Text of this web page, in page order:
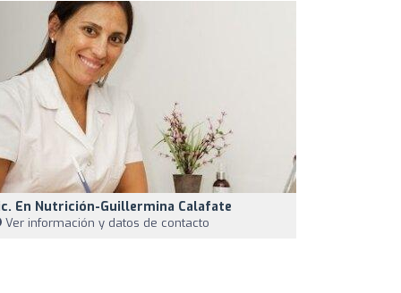
En Nutrición-Guillermina Calafate
Ver información y datos de contacto